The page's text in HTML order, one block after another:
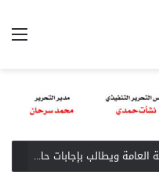
عضو تعليم النواب: الإنفوجرافات التعريفية بالكليات تسهّل على الطلاب حسن الاختيار